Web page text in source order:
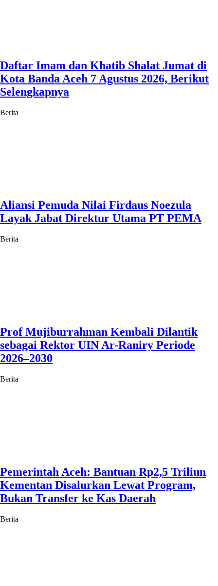
Daftar Imam dan Khatib Shalat Jumat di
Kota Banda Aceh 7 Agustus 2026, Berikut
Selengkapnya
Berita
Aliansi Pemuda Nilai Firdaus Noezula
Layak Jabat Direktur Utama PT PEMA
Berita
Prof Mujiburrahman Kembali Dilantik
sebagai Rektor UIN Ar-Raniry Periode
2026–2030
Berita
Pemerintah Aceh: Bantuan Rp2,5 Triliun
Kementan Disalurkan Lewat Program,
Bukan Transfer ke Kas Daerah
Berita